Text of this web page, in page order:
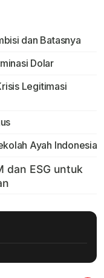
dan Batasnya
Dolar
Legitimasi
Ayah Indonesia